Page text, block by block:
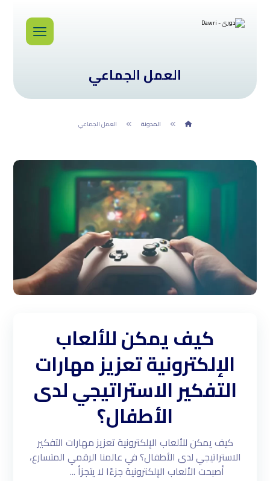
العمل الجماعي
المدونة العمل الجماعي
كيف يمكن للألعاب
الإلكترونية تعزيز مهارات
التفكير الاستراتيجي لدى
الأطفال؟
كيف يمكن للألعاب الإلكترونية تعزيز مهارات التفكير
الاستراتيجي لدى الأطفال؟ في عالمنا الرقمي المتسارع،
أصبحت الألعاب الإلكترونية جزءًا لا يتجزأ ...